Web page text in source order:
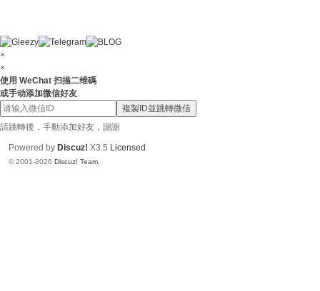
×
×
使用 WeChat 扫描二维碼
或手动添加微信好友
複製ID並跳轉微信
請跳轉後，手動添加好友，謝謝
Powered by Discuz! X3.5 Licensed
© 2001-2026 Discuz! Team